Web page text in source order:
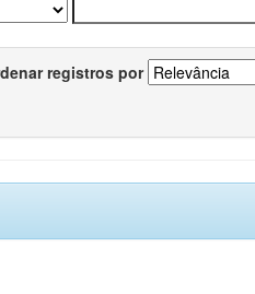
registros por